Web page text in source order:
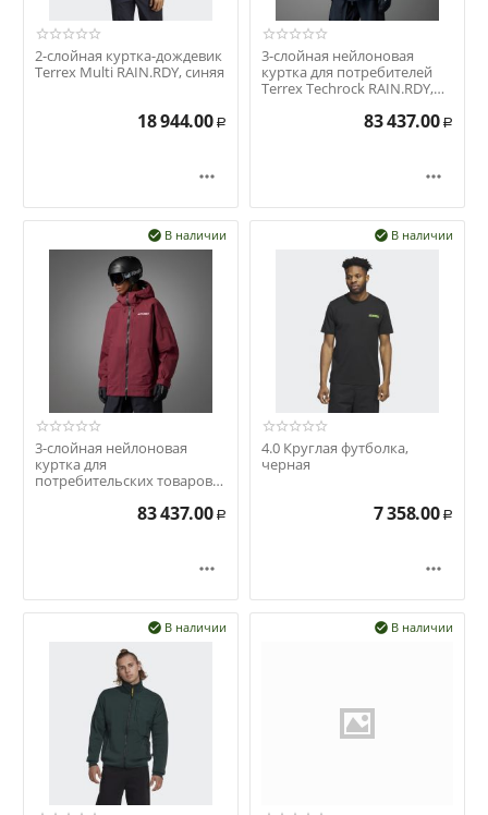
2-слойная куртка-дождевик
Terrex Multi RAIN.RDY, синяя
18 944.00 Р

3-слойная нейлоновая
куртка для потребителей
Terrex Techrock RAIN.RDY,
83 437.00 Р

В наличии

3-слойная нейлоновая
куртка для
потребительских товаров
83 437.00 Р

В наличии

4.0 Круглая футболка,
черная
7 358.00 Р

В наличии
 В наличии
